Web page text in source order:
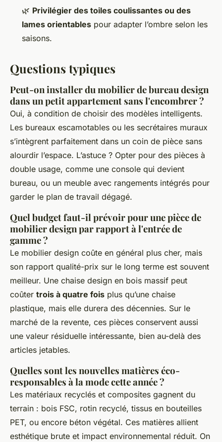
🌿 Privilégier des toiles coulissantes ou des
lames orientables pour adapter l’ombre selon les
saisons.
Questions typiques
Peut-on installer du mobilier de bureau design
dans un petit appartement sans l'encombrer ?
Oui, à condition de choisir des modèles intelligents.
Les bureaux escamotables ou les secrétaires muraux
s’intègrent parfaitement dans un coin de pièce sans
alourdir l’espace. L’astuce ? Opter pour des pièces à
double usage, comme une console qui devient
bureau, ou un meuble avec rangements intégrés pour
garder le plan de travail dégagé.
Quel budget faut-il prévoir pour une pièce de
mobilier design par rapport à l'entrée de
gamme ?
Le mobilier design coûte en général plus cher, mais
son rapport qualité-prix sur le long terme est souvent
meilleur. Une chaise design en bois massif peut
coûter trois à quatre fois plus qu’une chaise
plastique, mais elle durera des décennies. Sur le
marché de la revente, ces pièces conservent aussi
une valeur résiduelle intéressante, bien au-delà des
articles jetables.
Quelles sont les nouvelles matières éco-
responsables à la mode cette année ?
Les matériaux recyclés et composites gagnent du
terrain : bois FSC, rotin recyclé, tissus en bouteilles
PET, ou encore béton végétal. Ces matières allient
esthétique brute et impact environnemental réduit. On